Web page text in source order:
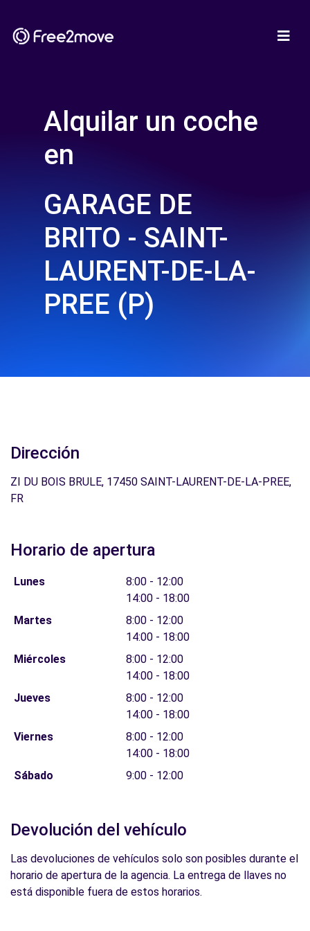
Alquilar un coche
en
GARAGE DE
BRITO - SAINT-
LAURENT-DE-LA-
PREE (P)
Dirección
ZI DU BOIS BRULE, 17450 SAINT-LAURENT-DE-LA-PREE,
FR
Horario de apertura
Lunes
8:00 - 12:00
14:00 - 18:00
Martes
8:00 - 12:00
14:00 - 18:00
Miércoles
8:00 - 12:00
14:00 - 18:00
Jueves
8:00 - 12:00
14:00 - 18:00
Viernes
8:00 - 12:00
14:00 - 18:00
Sábado
9:00 - 12:00
Devolución del vehículo
Las devoluciones de vehículos solo son posibles durante el
horario de apertura de la agencia. La entrega de llaves no
está disponible fuera de estos horarios.